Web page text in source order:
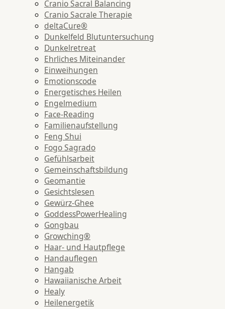
Cranio Sacral Balancing
Cranio Sacrale Therapie
deltaCure®
Dunkelfeld Blutuntersuchung
Dunkelretreat
Ehrliches Miteinander
Einweihungen
Emotionscode
Energetisches Heilen
Engelmedium
Face-Reading
Familienaufstellung
Feng Shui
Fogo Sagrado
Gefühlsarbeit
Gemeinschaftsbildung
Geomantie
Gesichtslesen
Gewürz-Ghee
GoddessPowerHealing
Gongbau
Growching®
Haar- und Hautpflege
Handauflegen
Hangab
Hawaiianische Arbeit
Healy
Heilenergetik